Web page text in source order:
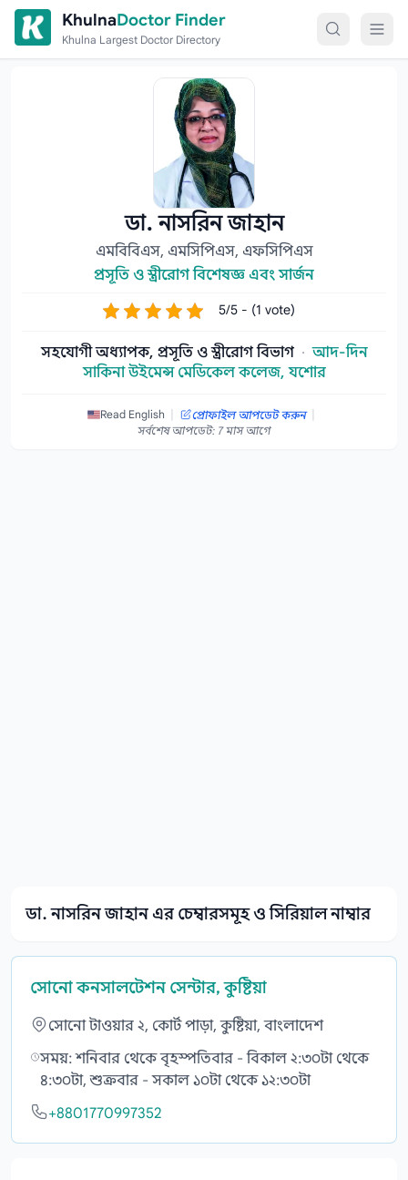
Skip to content
KhulnaDoctor Finder
Khulna Largest Doctor Directory
ডা. নাসরিন জাহান
এমবিবিএস, এমসিপিএস, এফসিপিএস
প্রসূতি ও স্ত্রীরোগ বিশেষজ্ঞ এবং সার্জন
5/5 - (1 vote)
সহযোগী অধ্যাপক, প্রসূতি ও স্ত্রীরোগ বিভাগ · আদ-দিন
সাকিনা উইমেন্স মেডিকেল কলেজ, যশোর
Read English | প্রোফাইল আপডেট করুন |
সর্বশেষ আপডেট: 7 মাস আগে
ডা. নাসরিন জাহান এর চেম্বারসমূহ ও সিরিয়াল নাম্বার
সোনো কনসালটেশন সেন্টার, কুষ্টিয়া
সোনো টাওয়ার ২, কোর্ট পাড়া, কুষ্টিয়া, বাংলাদেশ
সময়: শনিবার থেকে বৃহস্পতিবার - বিকাল ২:৩০টা থেকে
৪:৩০টা, শুক্রবার - সকাল ১০টা থেকে ১২:৩০টা
+8801770997352